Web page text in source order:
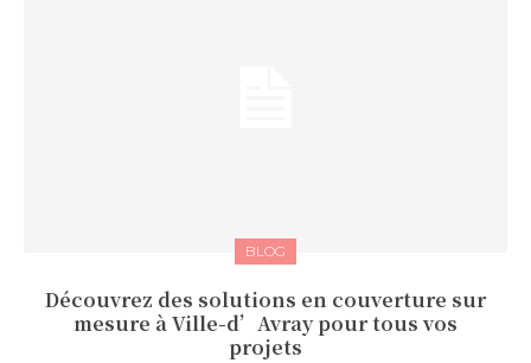
BLOG
Découvrez des solutions en couverture sur
mesure à Ville-d’Avray pour tous vos
projets